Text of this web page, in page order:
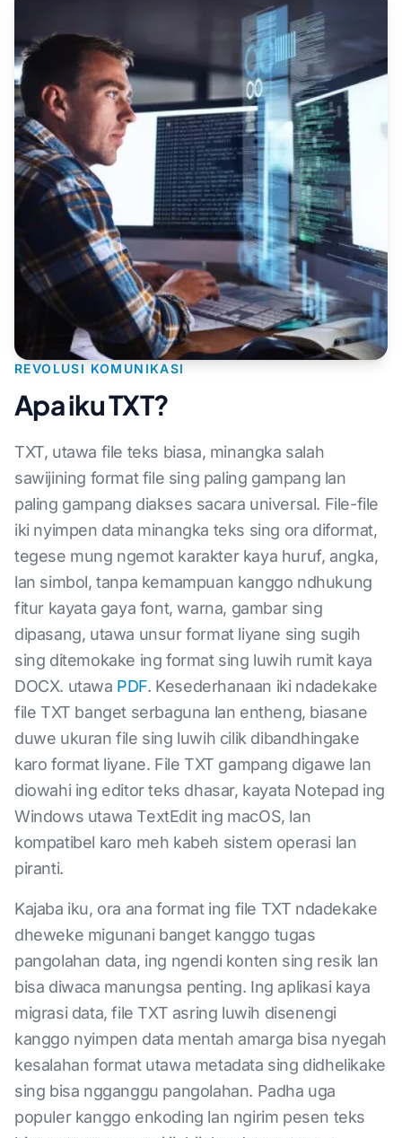
REVOLUSI KOMUNIKASI
Apa iku TXT?
TXT, utawa file teks biasa, minangka salah
sawijining format file sing paling gampang lan
paling gampang diakses sacara universal. File-file
iki nyimpen data minangka teks sing ora diformat,
tegese mung ngemot karakter kaya huruf, angka,
lan simbol, tanpa kemampuan kanggo ndhukung
fitur kayata gaya font, warna, gambar sing
dipasang, utawa unsur format liyane sing sugih
sing ditemokake ing format sing luwih rumit kaya
DOCX. utawa PDF. Kesederhanaan iki ndadekake
file TXT banget serbaguna lan entheng, biasane
duwe ukuran file sing luwih cilik dibandhingake
karo format liyane. File TXT gampang digawe lan
diowahi ing editor teks dhasar, kayata Notepad ing
Windows utawa TextEdit ing macOS, lan
kompatibel karo meh kabeh sistem operasi lan
piranti.
Kajaba iku, ora ana format ing file TXT ndadekake
dheweke migunani banget kanggo tugas
pangolahan data, ing ngendi konten sing resik lan
bisa diwaca manungsa penting. Ing aplikasi kaya
migrasi data, file TXT asring luwih disenengi
kanggo nyimpen data mentah amarga bisa nyegah
kesalahan format utawa metadata sing didhelikake
sing bisa ngganggu pangolahan. Padha uga
populer kanggo enkoding lan ngirim pesen teks